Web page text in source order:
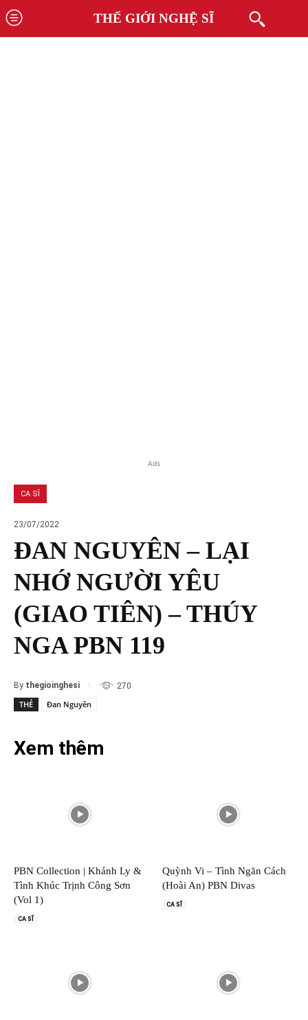
THẾ GIỚI NGHỆ SĨ
Ads
CA SĨ
23/07/2022
ĐAN NGUYÊN – LẠI
NHỚ NGƯỜI YÊU
(GIAO TIÊN) – THÚY
NGA PBN 119
By thegioinghesi 270
THẺ Đan Nguyên
Xem thêm
PBN Collection | Khánh Ly &
Tình Khúc Trịnh Công Sơn
(Vol 1)
CA SĨ
Quỳnh Vi – Tình Ngăn Cách
(Hoài An) PBN Divas
CA SĨ